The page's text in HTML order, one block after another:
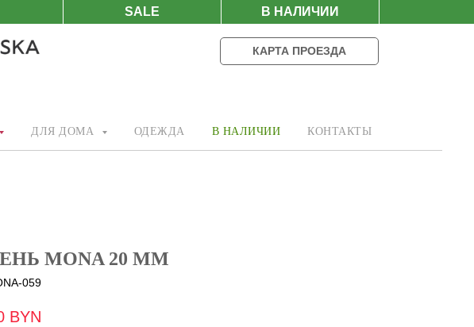
В НАЛИЧИИ
SALE
КАРТА ПРОЕЗДА
ДЛЯ ДОМА ОДЕЖДА В НАЛИЧИИ КОНТАКТЫ
MONA 20 ММ
059
BYN